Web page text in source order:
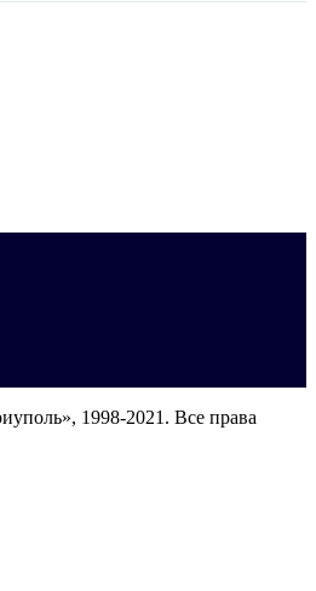
1998-2021. Все права